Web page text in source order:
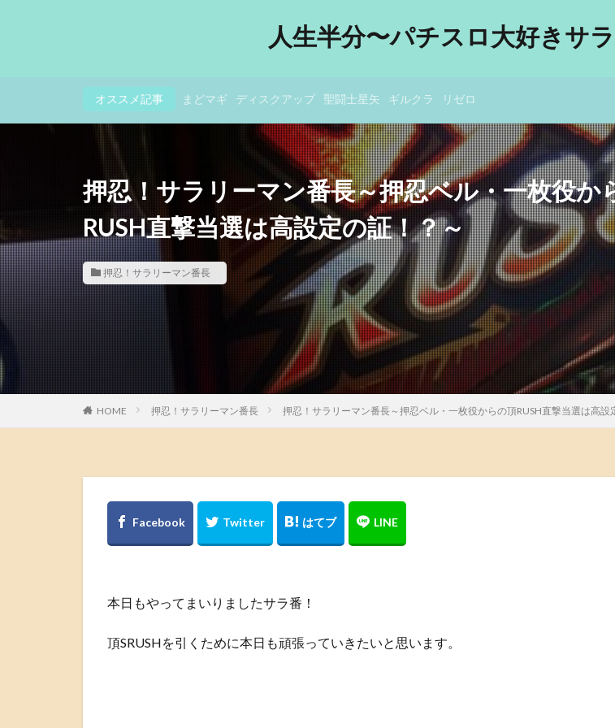
人生半分〜パチスロ大好きサ
オススメ記事 まどマギ ディスクアップ 聖闘士星矢 ギルクラ リゼロ
押忍！サラリーマン番長～押忍ベル・一枚役か
RUSH直撃当選は高設定の証！？～
押忍！サラリーマン番長
HOME 押忍！サラリーマン番長 押忍！サラリーマン番長～押忍ベル・一枚役からの頂RUSH直撃当選は高設
本日もやってまいりましたサラ番！
頂SRUSHを引くために本日も頑張っていきたいと思います。